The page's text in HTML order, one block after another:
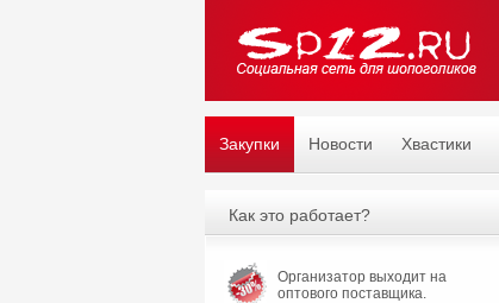
Закупки Новости Хвастики
Как это работает?
Организатор выходит на
оптового поставщика.